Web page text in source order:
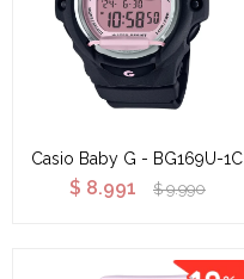
Casio Baby G - BG169U-1C
$ 8.991 $ 9.990